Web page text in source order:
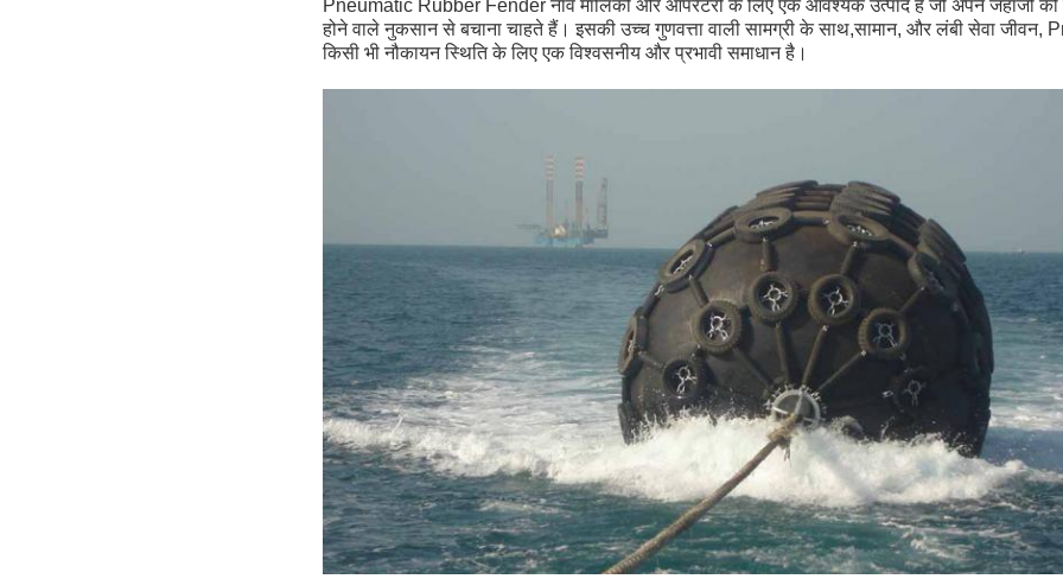
Pneumatic Rubber Fender नाव मालिकों और ऑपरेटरों के लिए एक आवश्यक उत्पाद है जो अपने जहाजों को
होने वाले नुकसान से बचाना चाहते हैं। इसकी उच्च गुणवत्ता वाली सामग्री के साथ,सामान, और लंबी सेवा
किसी भी नौकायन स्थिति के लिए एक विश्वसनीय और प्रभावी समाधान है।